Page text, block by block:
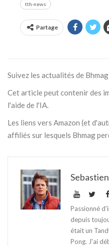
tth-news
Partage
Suivez les actualités de
Cet article peut contenir des
l'aide de l'IA.
Les liens vers Amazon (et
affiliés sur lesquels Bhmag
Sebastien
Passionné
depuis
était un
Pong. J'ai